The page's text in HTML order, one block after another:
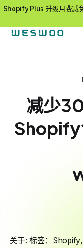
Shopify Plus 升级月费减
减少
Shopify
关于: 标签： Shopify,